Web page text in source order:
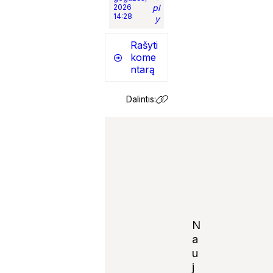
2026
14:28
pl
y
Rašyti
kome
ntarą
Dalintis:
N
a
u
j